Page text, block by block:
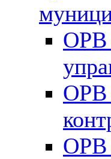
ОРВ
ОРВ
ОРВ